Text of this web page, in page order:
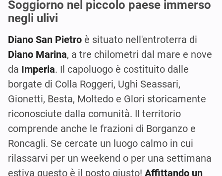
Soggiorno nel piccolo paese immerso
negli ulivi
Diano San Pietro è situato nell'entroterra di
Diano Marina, a tre chilometri dal mare e nove
da Imperia. Il capoluogo è costituito dalle
borgate di Colla Roggeri, Ughi Seassari,
Gionetti, Besta, Moltedo e Glori storicamente
riconosciute dalla comunità. Il territorio
comprende anche le frazioni di Borganzo e
Roncagli. Se cercate un luogo calmo in cui
rilassarvi per un weekend o per una settimana
estiva questo è il posto giusto! Affittando un